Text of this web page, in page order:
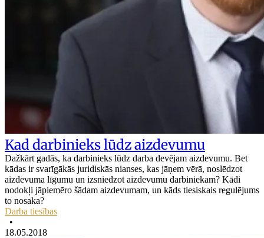
Kad darbinieks lūdz aizdevumu
Dažkārt gadās, ka darbinieks lūdz darba devējam aizdevumu. Bet
kādas ir svarīgākās juridiskās nianses, kas jāņem vērā, noslēdzot
aizdevuma līgumu un izsniedzot aizdevumu darbiniekam? Kādi
nodokļi jāpiemēro šādam aizdevumam, un kāds tiesiskais regulējums
to nosaka?
Darba tiesības
•
18.05.2018